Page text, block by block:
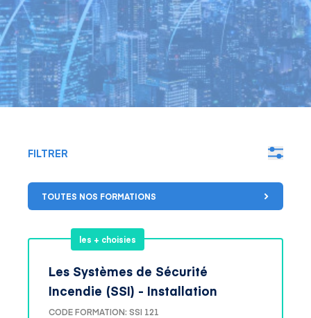
FILTRER
TOUTES NOS FORMATIONS
les + choisies
Les Systèmes de Sécurité
Incendie (SSI) - Installation
CODE FORMATION: SSI 121